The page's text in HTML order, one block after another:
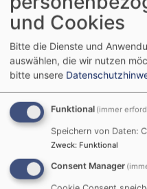
Evangelisch-
Kleinsorheim und
eine Körperschaft
vertreten durch
Für externe Links
übernommem
Anbieter gemäß § 5
Evang.-Luth.
und Cookies
Bitte die Dienste und
auswählen, die wir nutzen
bitte unsere
Funktional (immer
Speichern von Daten:
Zweck: Funktional
Consent Manager